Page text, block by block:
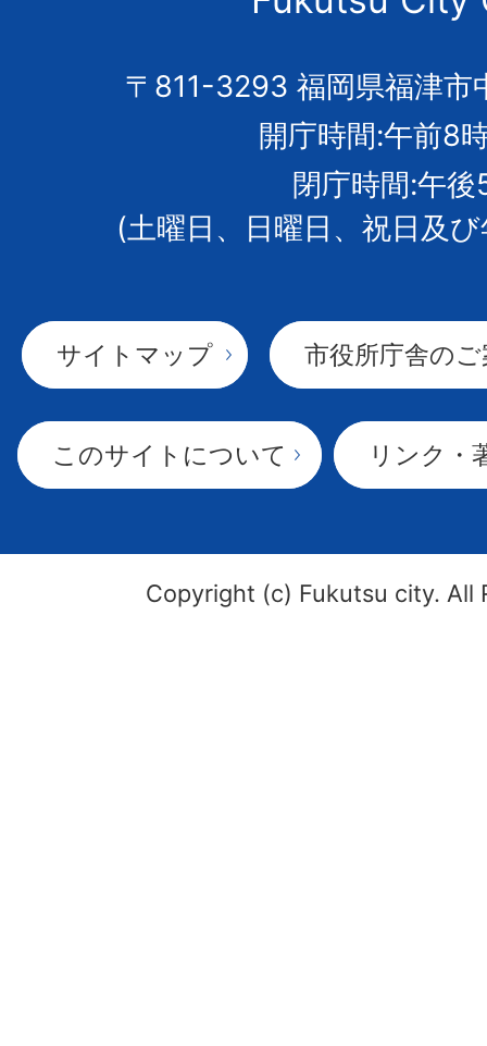
の
市
章
〒811-3293 福岡県福津市
開庁時間:午前8
閉庁時間:午後
(土曜日、日曜日、祝日及
サイトマップ 市役所庁舎の
このサイトについて リンク・
Copyright (c) Fukutsu city. All